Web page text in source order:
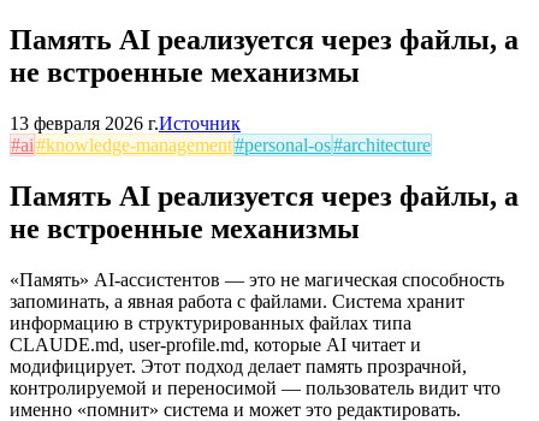
Память AI реализуется через файлы, а
не встроенные механизмы
13 февраля 2026 г.Источник
#ai#knowledge-management#personal-os#architecture
Память AI реализуется через файлы, а
не встроенные механизмы
«Память» AI-ассистентов — это не магическая способность
запоминать, а явная работа с файлами. Система хранит
информацию в структурированных файлах типа
CLAUDE.md, user-profile.md, которые AI читает и
модифицирует. Этот подход делает память прозрачной,
контролируемой и переносимой — пользователь видит что
именно «помнит» система и может это редактировать.